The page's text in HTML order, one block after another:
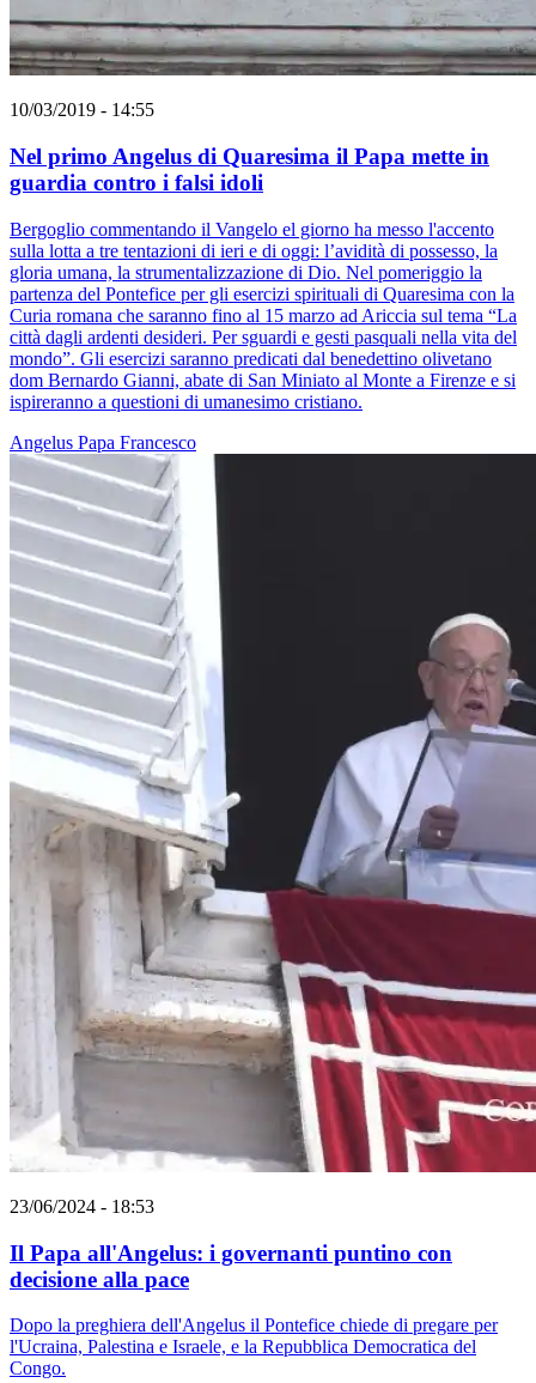
10/03/2019 - 14:55
Nel primo Angelus di Quaresima il Papa mette in
guardia contro i falsi idoli
Bergoglio commentando il Vangelo el giorno ha messo l'accento
sulla lotta a tre tentazioni di ieri e di oggi: l’avidità di possesso, la
gloria umana, la strumentalizzazione di Dio. Nel pomeriggio la
partenza del Pontefice per gli esercizi spirituali di Quaresima con la
Curia romana che saranno fino al 15 marzo ad Ariccia sul tema “La
città dagli ardenti desideri. Per sguardi e gesti pasquali nella vita del
mondo”. Gli esercizi saranno predicati dal benedettino olivetano
dom Bernardo Gianni, abate di San Miniato al Monte a Firenze e si
ispireranno a questioni di umanesimo cristiano.
Angelus Papa Francesco
23/06/2024 - 18:53
Il Papa all'Angelus: i governanti puntino con
decisione alla pace
Dopo la preghiera dell'Angelus il Pontefice chiede di pregare per
l'Ucraina, Palestina e Israele, e la Repubblica Democratica del
Congo.